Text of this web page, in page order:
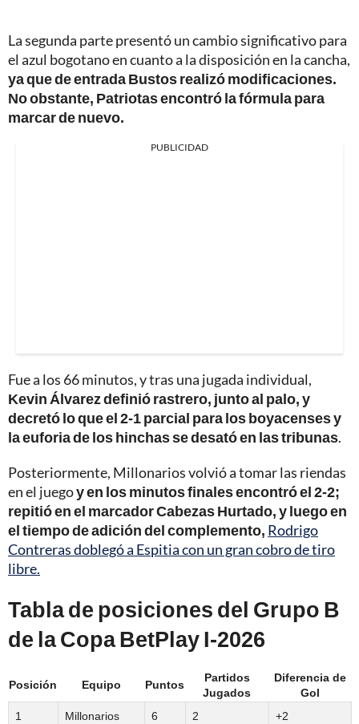
La segunda parte presentó un cambio significativo para
el azul bogotano en cuanto a la disposición en la cancha,
ya que de entrada Bustos realizó modificaciones.
No obstante, Patriotas encontró la fórmula para
marcar de nuevo.
PUBLICIDAD
Fue a los 66 minutos, y tras una jugada individual,
Kevin Álvarez definió rastrero, junto al palo, y
decretó lo que el 2-1 parcial para los boyacenses y
la euforia de los hinchas se desató en las tribunas.
Posteriormente, Millonarios volvió a tomar las riendas
en el juegoy en los minutos finales encontró el 2-2;
repitió en el marcador Cabezas Hurtado, y luego en
el tiempo de adición del complemento, Rodrigo
Contreras doblegó a Espitia con un gran cobro de tiro
libre.
Tabla de posiciones del Grupo B
de la Copa BetPlay I-2026
Posición Equipo Puntos
Partidos
Jugados
Diferencia de
Gol
1
Millonarios 6 2 +2